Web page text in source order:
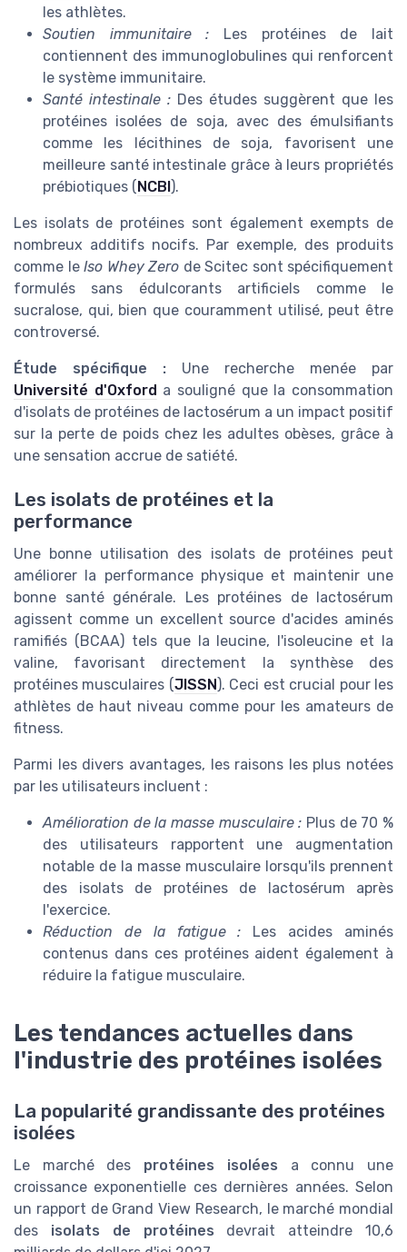
les athlètes.
Soutien immunitaire : Les protéines de lait
contiennent des immunoglobulines qui renforcent
le système immunitaire.
Santé intestinale : Des études suggèrent que les
protéines isolées de soja, avec des émulsifiants
comme les lécithines de soja, favorisent une
meilleure santé intestinale grâce à leurs propriétés
prébiotiques (NCBI).
Les isolats de protéines sont également exempts de
nombreux additifs nocifs. Par exemple, des produits
comme le Iso Whey Zero de Scitec sont spécifiquement
formulés sans édulcorants artificiels comme le
sucralose, qui, bien que couramment utilisé, peut être
controversé.
Étude spécifique : Une recherche menée par
Université d'Oxford a souligné que la consommation
d'isolats de protéines de lactosérum a un impact positif
sur la perte de poids chez les adultes obèses, grâce à
une sensation accrue de satiété.
Les isolats de protéines et la
performance
Une bonne utilisation des isolats de protéines peut
améliorer la performance physique et maintenir une
bonne santé générale. Les protéines de lactosérum
agissent comme un excellent source d'acides aminés
ramifiés (BCAA) tels que la leucine, l'isoleucine et la
valine, favorisant directement la synthèse des
protéines musculaires (JISSN). Ceci est crucial pour les
athlètes de haut niveau comme pour les amateurs de
fitness.
Parmi les divers avantages, les raisons les plus notées
par les utilisateurs incluent :
Amélioration de la masse musculaire : Plus de 70 %
des utilisateurs rapportent une augmentation
notable de la masse musculaire lorsqu'ils prennent
des isolats de protéines de lactosérum après
l'exercice.
Réduction de la fatigue : Les acides aminés
contenus dans ces protéines aident également à
réduire la fatigue musculaire.
Les tendances actuelles dans
l'industrie des protéines isolées
La popularité grandissante des protéines
isolées
Le marché des protéines isolées a connu une
croissance exponentielle ces dernières années. Selon
un rapport de Grand View Research, le marché mondial
des isolats de protéines devrait atteindre 10,6